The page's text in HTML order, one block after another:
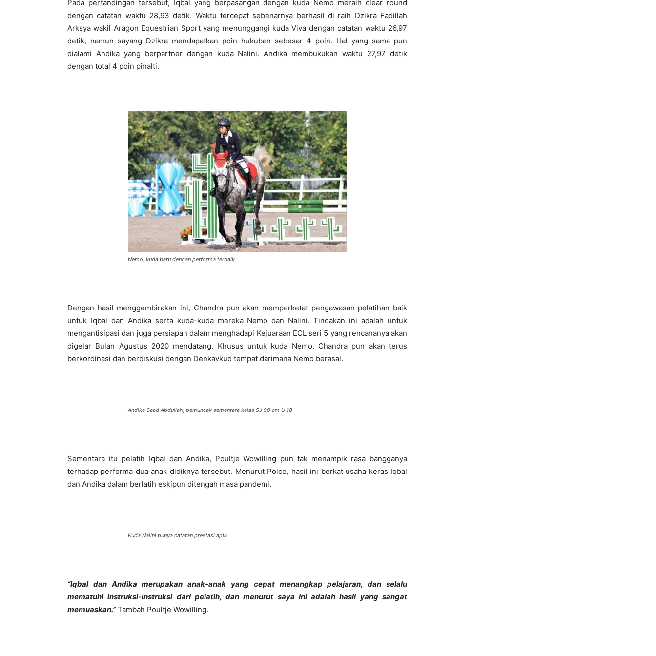
Pada pertandingan tersebut, Iqbal yang berpasangan dengan kuda Nemo meraih clear round
dengan catatan waktu 28,93 detik. Waktu tercepat sebenarnya berhasil di raih Dzikra Fadillah
Arksya wakil Aragon Equestrian Sport yang menunggangi kuda Viva dengan catatan waktu 26,97
detik, namun sayang Dzikra mendapatkan poin hukuban sebesar 4 poin. Hal yang sama pun
dialami Andika yang berpartner dengan kuda Nalini. Andika membukukan waktu 27,97 detik
dengan total 4 poin pinalti.
Nemo, kuda baru dengan performa terbaik
Dengan hasil menggembirakan ini, Chandra pun akan memperketat pengawasan pelatihan baik
untuk Iqbal dan Andika serta kuda-kuda mereka Nemo dan Nalini. Tindakan ini adalah untuk
mengantisipasi dan juga persiapan dalam menghadapi Kejuaraan ECL seri 5 yang rencananya akan
digelar Bulan Agustus 2020 mendatang. Khusus untuk kuda Nemo, Chandra pun akan terus
berkordinasi dan berdiskusi dengan Denkavkud tempat darimana Nemo berasal.
Andika Saad Abdullah, pemuncak sementara kelas SJ 90 cm U 18
Sementara itu pelatih Iqbal dan Andika, Poultje Wowilling pun tak menampik rasa bangganya
terhadap performa dua anak didiknya tersebut. Menurut Polce, hasil ini berkat usaha keras Iqbal
dan Andika dalam berlatih eskipun ditengah masa pandemi.
Kuda Nalini punya catatan prestasi apik
“Iqbal dan Andika merupakan anak-anak yang cepat menangkap pelajaran, dan selalu
mematuhi instruksi-instruksi dari pelatih, dan menurut saya ini adalah hasil yang sangat
memuaskan.” Tambah Poultje Wowilling.